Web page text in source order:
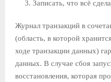
Записать, что всё
Журнал транзакций в
(область, в которой
ходе транзакции данных)
данных. В случае сбоя
восстановления, которая